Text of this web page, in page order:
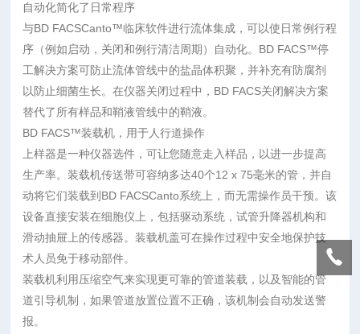
自动化简化了日常程序
与BD FACSCanto™临床软件进行流体集成，可以使日常例行程
序（例如启动，关闭和例行清洁周期）自动化。BD FACS™停
工解决方案可防止流体管线中的盐晶体积聚，并补充有防腐剂
以防止细菌生长。在仪器关闭过程中，BD FACS关闭解决方案
替代了所有样品和鞘液管线中的鞘液。
BD FACS™装载机，用于人行道操作
上样器是一种仪器选件，可让您随意走入样品，以进一步提高
生产率。装载机传送带可容纳多达40个12 x 75毫米的管，并自
动将它们装载到BD FACSCanto系统上，而无需操作员干预。该
设备直接安装在细胞仪上，包括驱动系统，试管升降器机构和
滑动抽屉上的传感器。装载机盖可在操作过程中安全地保护技
术人员免于移动部件。
装载机利用压缩空气来实现更可靠的管道装载，以及智能的管
道引导机制，如果管道放置位置不正确，该机制会自动发送警
报。